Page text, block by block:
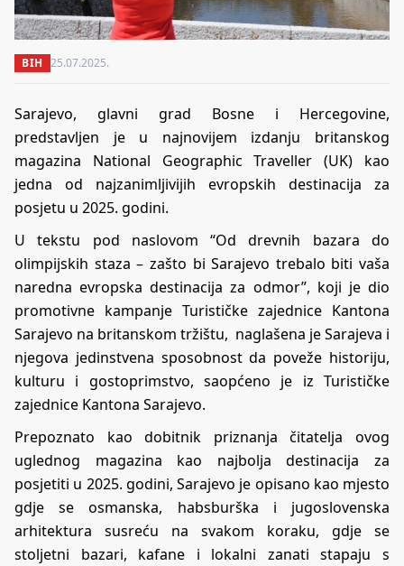
BIH 25.07.2025.
Sarajevo, glavni grad Bosne i Hercegovine,
predstavljen je u najnovijem izdanju britanskog
magazina National Geographic Traveller (UK) kao
jedna od najzanimljivijih evropskih destinacija za
posjetu u 2025. godini.
U tekstu pod naslovom “Od drevnih bazara do
olimpijskih staza – zašto bi Sarajevo trebalo biti vaša
naredna evropska destinacija za odmor”, koji je dio
promotivne kampanje Turističke zajednice Kantona
Sarajevo na britanskom tržištu, naglašena je Sarajeva i
njegova jedinstvena sposobnost da poveže historiju,
kulturu i gostoprimstvo, saopćeno je iz Turističke
zajednice Kantona Sarajevo.
Prepoznato kao dobitnik priznanja čitatelja ovog
uglednog magazina kao najbolja destinacija za
posjetiti u 2025. godini, Sarajevo je opisano kao mjesto
gdje se osmanska, habsburška i jugoslovenska
arhitektura susreću na svakom koraku, gdje se
stoljetni bazari, kafane i lokalni zanati stapaju s